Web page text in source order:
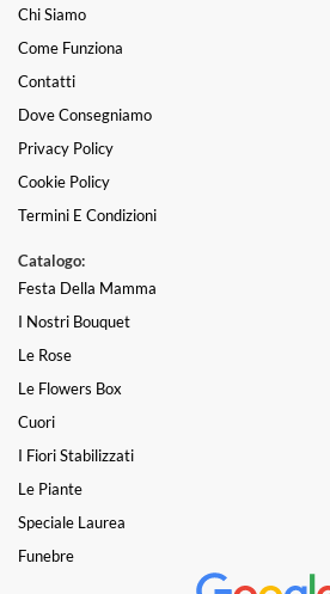
Chi Siamo
Come Funziona
Contatti
Dove Consegniamo
Privacy Policy
Cookie Policy
Termini E Condizioni
Catalogo:
Festa Della Mamma
I Nostri Bouquet
Le Rose
Le Flowers Box
Cuori
I Fiori Stabilizzati
Le Piante
Speciale Laurea
Funebre